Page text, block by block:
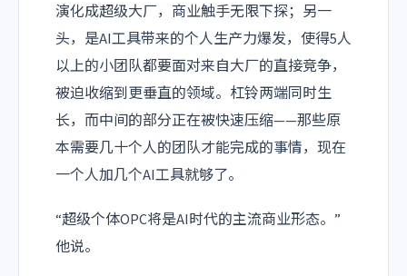
演化成超级大厂，商业触手无限下探；另一
头，是AI工具带来的个人生产力爆发，使得5人
以上的小团队都要面对来自大厂的直接竞争，
被迫收缩到更垂直的领域。杠铃两端同时生
长，而中间的部分正在被快速压缩——那些原
本需要几十个人的团队才能完成的事情，现在
一个人加几个AI工具就够了。
“超级个体OPC将是AI时代的主流商业形态。”
他说。